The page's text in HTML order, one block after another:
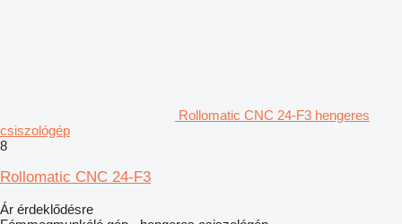
Rollomatic CNC 24-F3 hengeres
csiszológép
8
Rollomatic CNC 24-F3
Ár érdeklődésre